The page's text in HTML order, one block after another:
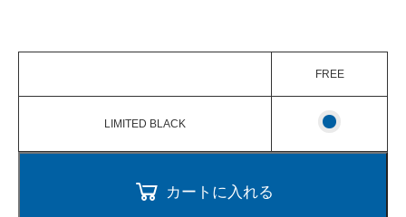
FREE
LIMITED BLACK
カートに入れる